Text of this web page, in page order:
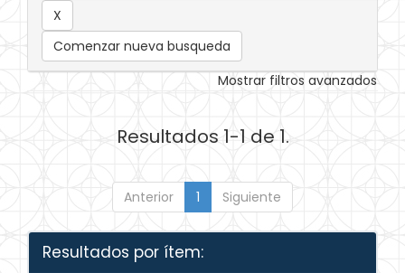
Comenzar nueva busqueda
Mostrar filtros avanzados
Resultados 1-1 de 1.
Anterior 1 Siguiente
Resultados por ítem: